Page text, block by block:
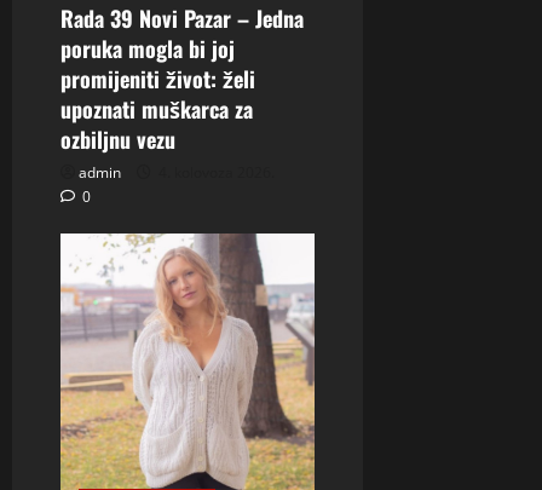
Rada 39 Novi Pazar – Jedna
poruka mogla bi joj
promijeniti život: želi
upoznati muškarca za
ozbiljnu vezu
admin
0